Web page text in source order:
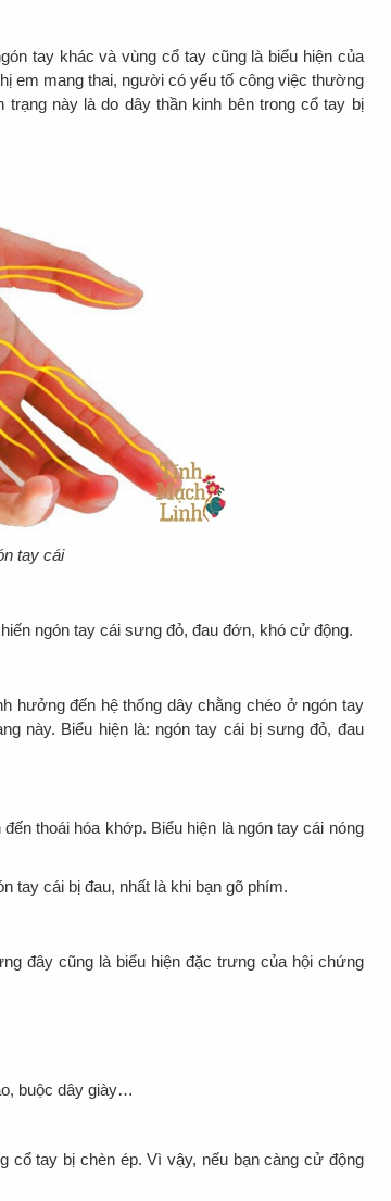
tay khác và vùng cổ tay cũng là biểu hiện của
em mang thai, người có yếu tố công việc thường
này là do dây thần kinh bên trong cổ tay bị
tay cái
ngón tay cái sưng đỏ, đau đớn, khó cử động.
hưởng đến hệ thống dây chằng chéo ở ngón tay
này. Biểu hiện là: ngón tay cái bị sưng đỏ, đau
thoái hóa khớp. Biểu hiện là ngón tay cái nóng
tay cái bị đau, nhất là khi bạn gõ phím.
đây cũng là biểu hiện đặc trưng của hội chứng
buộc dây giày…
cổ tay bị chèn ép. Vì vậy, nếu bạn càng cử động